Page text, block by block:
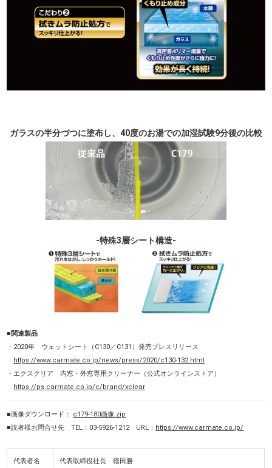
ガラスの半分づつに塗布し、40度のお湯での加湿試験9分後の比較
-特殊3層シート構造-
■関連製品
・2020年 ウェットシート（C130／C131）発売プレスリリース
https://www.carmate.co.jp/news/press/2020/c130-132.html
・エクスクリア 内窓・外窓専用クリーナー（公式オンラインストア）
https://ps.carmate.co.jp/c/brand/xclear
■画像ダウンロード： c179-180画像.zip
■読者様お問合せ先 TEL：03-5926-1212 URL： https://www.carmate.co.jp/
代表者名 代表取締役社長 徳田勝